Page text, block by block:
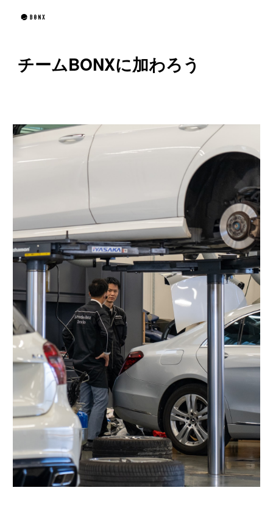
Skip to main content
チームBONXに加わろう